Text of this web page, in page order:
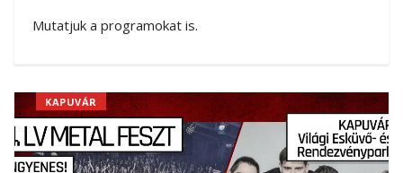
Mutatjuk a programokat is.
KAPUVÁR